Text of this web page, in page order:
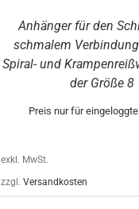
Anhänger für den
schmalem
Spiral- und
der Größe 8
Preis nur für
exkl. MwSt.
zzgl. Versandkosten